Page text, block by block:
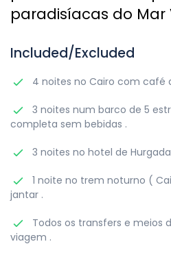
paradisíacas do Mar
Included/Excluded
4 noites no Cairo com café
3 noites num barco de 5
completa sem bebidas .
3 noites no hotel de
1 noite no trem noturno (
jantar .
Todos os transfers e meios
viagem .